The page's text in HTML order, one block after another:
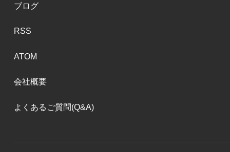
ブログ
RSS
ATOM
会社概要
よくあるご質問(Q&A)